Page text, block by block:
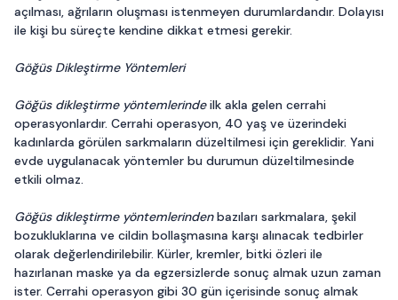
açılması, ağrıların oluşması istenmeyen durumlardandır. Dolayısı
ile kişi bu süreçte kendine dikkat etmesi gerekir.
Göğüs Dikleştirme Yöntemleri
Göğüs dikleştirme yöntemlerindeilk akla gelen cerrahi
operasyonlardır. Cerrahi operasyon, 40 yaş ve üzerindeki
kadınlarda görülen sarkmaların düzeltilmesi için gereklidir. Yani
evde uygulanacak yöntemler bu durumun düzeltilmesinde
etkili olmaz.
Göğüs dikleştirme yöntemlerindenbazıları sarkmalara, şekil
bozukluklarına ve cildin bollaşmasına karşı alınacak tedbirler
olarak değerlendirilebilir. Kürler, kremler, bitki özleri ile
hazırlanan maske ya da egzersizlerde sonuç almak uzun zaman
ister. Cerrahi operasyon gibi 30 gün içerisinde sonuç almak